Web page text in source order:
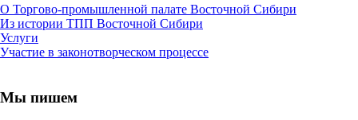
О Торгово-промышленной палате Восточной Сибири
Из истории ТПП Восточной Сибири
Услуги
Участие в законотворческом процессе
Мы пишем